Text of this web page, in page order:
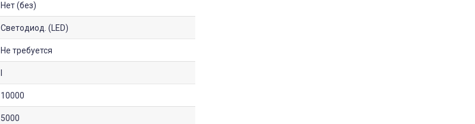
Нет (без)
Светодиод. (LED)
Не требуется
10000
5000